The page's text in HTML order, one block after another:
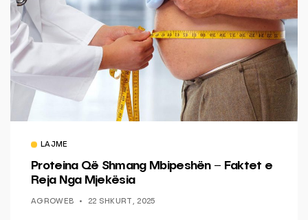
LAJME
Proteina Që Shmang Mbipeshën – Faktet e
Reja Nga Mjekësia
AGROWEB 22 SHKURT, 2025